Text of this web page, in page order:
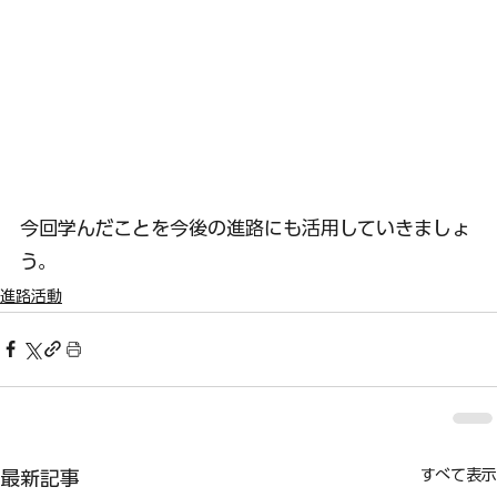
今回学んだことを今後の進路にも活用していきましょ
う。
進路活動
最新記事 すべて表示